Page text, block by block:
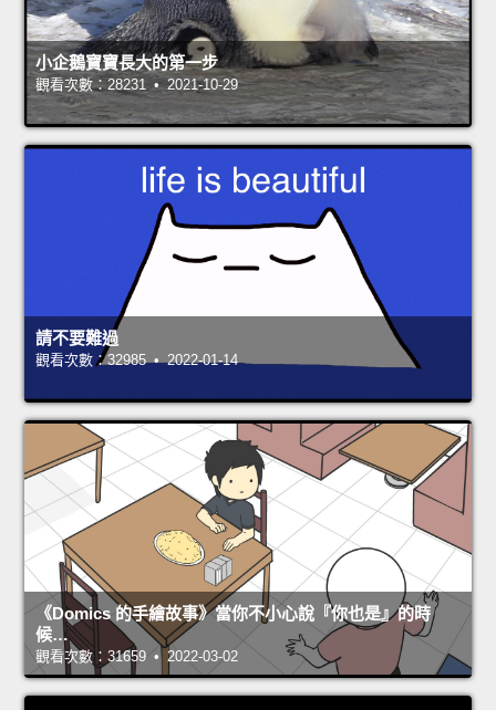
小企鵝寶寶長大的第一步
觀看次數：28231 • 2021-10-29
請不要難過
觀看次數：32985 • 2022-01-14
《Domics 的手繪故事》當你不小心說『你也是』的時
候…
觀看次數：31659 • 2022-03-02